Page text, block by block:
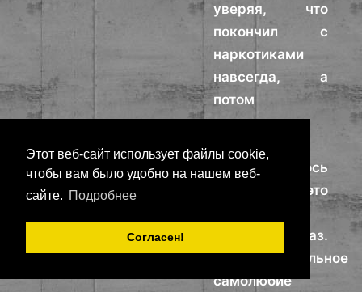
Этот веб-сайт использует файлы cookie,
чтобы вам было удобно на нашем веб-
сайте. Подробнее
Согласен!
уверяя, что
покончил с
наркотиками
навсегда, а
потом
срывался,
возвращался,
все начиналось
снова, и это
пять раз.
Профессиональное
самолюбие